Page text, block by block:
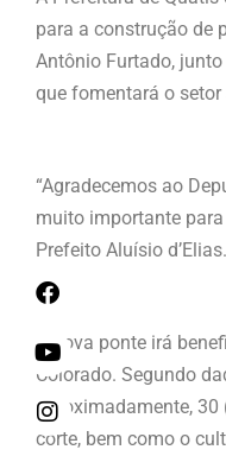
para a construção de
Antônio Furtado,
que fomentará o
“Agradecemos ao
muito importante
Prefeito Aluísio d’Elias.
A nova ponte irá
Colorado. Segundo
aproximadamente, 30
corte, bem como o